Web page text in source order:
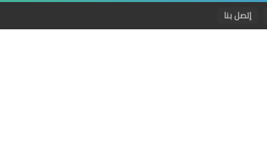
إتصل بنا